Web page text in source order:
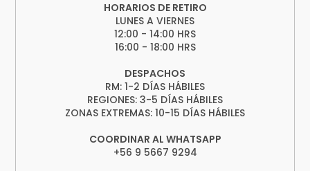
HORARIOS DE RETIRO
LUNES A VIERNES
12:00 - 14:00 HRS
16:00 - 18:00 HRS
DESPACHOS
RM: 1-2 DÍAS HÁBILES
REGIONES: 3-5 DÍAS HÁBILES
ZONAS EXTREMAS: 10-15 DÍAS HÁBILES
COORDINAR AL WHATSAPP
+56 9 5667 9294